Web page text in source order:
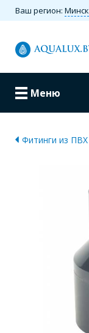
Ваш регион: Минск
Меню
Фитинги из ПВХ